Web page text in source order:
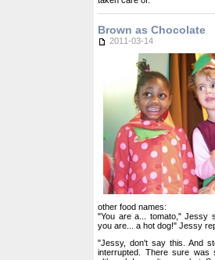
Brown as Chocolate
2011-03-14
other food names:
"You are a... tomato," Jessy
you are... a hot dog!" Jessy
"Jessy, don't say this. And
interrupted. There sure was